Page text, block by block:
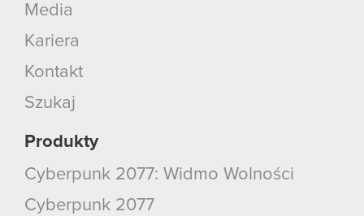
Media
Kariera
Kontakt
Szukaj
Produkty
Cyberpunk 2077: Widmo Wolności
Cyberpunk 2077